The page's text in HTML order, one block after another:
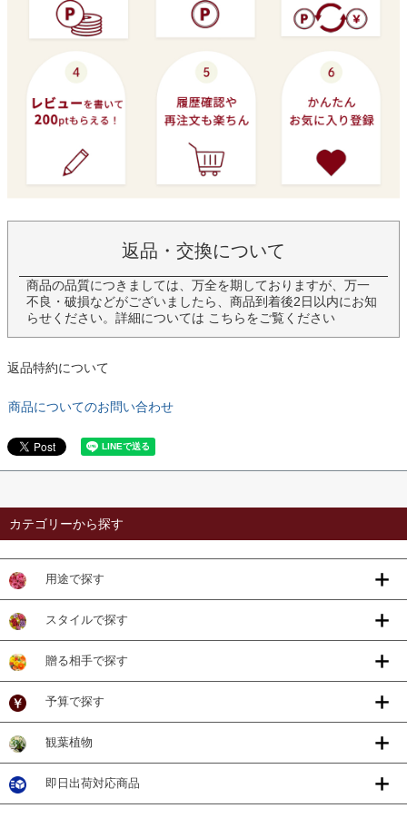
返品・交換について
商品の品質につきましては、万全を期しておりますが、万一
不良・破損などがございましたら、商品到着後2日以内にお知
らせください。詳細については こちらをご覧ください
返品特約について
商品についてのお問い合わせ
カテゴリーから探す
用途で探す
スタイルで探す
贈る相手で探す
予算で探す
観葉植物
即日出荷対応商品